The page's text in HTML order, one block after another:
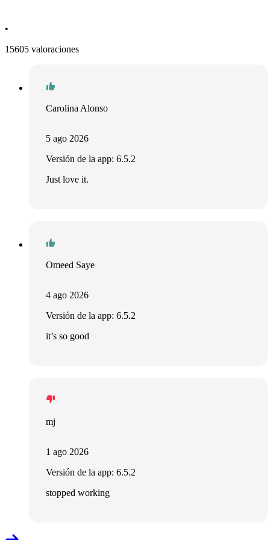
•
15605 valoraciones
Carolina Alonso
5 ago 2026
Versión de la app: 6.5.2
Just love it.
Omeed Saye
4 ago 2026
Versión de la app: 6.5.2
it’s so good
mj
1 ago 2026
Versión de la app: 6.5.2
stopped working